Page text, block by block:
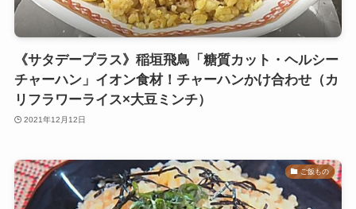
《サタデープラス》稲垣飛鳥「糖質カット・ヘルシー
チャーハン」イオン食材！チャーハンかけ合わせ（カ
リフラワーライス×大豆ミンチ）
2021年12月12日
ご飯もの